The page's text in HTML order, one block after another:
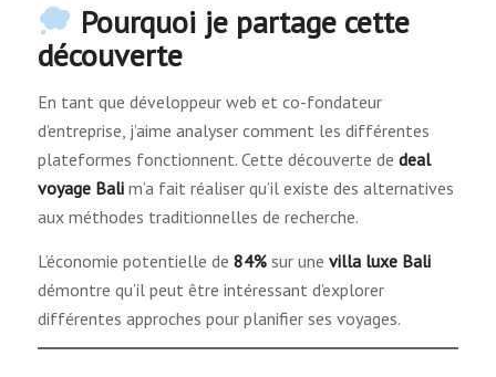
Pourquoi je partage cette
découverte
En tant que développeur web et co-fondateur
d’entreprise, j’aime analyser comment les différentes
plateformes fonctionnent. Cette découverte de deal
voyage Balim’a fait réaliser qu’il existe des alternatives
aux méthodes traditionnelles de recherche.
L’économie potentielle de 84%sur une villa luxe Bali
démontre qu’il peut être intéressant d’explorer
différentes approches pour planifier ses voyages.